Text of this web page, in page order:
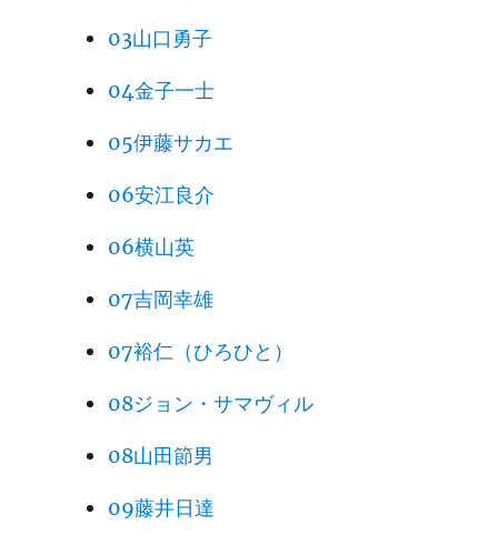
03山口勇子
04金子一士
05伊藤サカエ
06安江良介
06横山英
07吉岡幸雄
07裕仁（ひろひと）
08ジョン・サマヴィル
08山田節男
09藤井日達